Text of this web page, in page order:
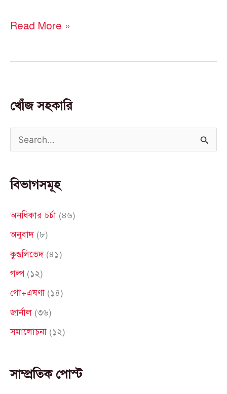
Read More »
খোঁজ সহকারি
a
c
o
:
বিভাগসমূহ
অনধিকার চর্চা (৪৬)
অনুবাদ(৮)
কুণ্ডলিভেদ(৪১)
গল্প(১২)
গো+এষণা (১৪)
জার্নাল (৩৬)
সমালোচনা (১২)
সাম্প্রতিক পোস্ট